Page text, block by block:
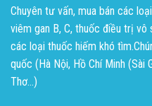
Chuyên tư vấn, mua bán các
viêm gan B, C, thuốc điều trị vô
các loại thuốc hiếm khó
quốc (Hà Nội, Hồ Chí Minh (Sài
Thơ...)